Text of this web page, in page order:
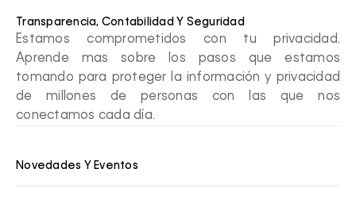
Transparencia, Contabilidad Y Seguridad
Estamos comprometidos con tu privacidad.
Aprende mas sobre los pasos que estamos
tomando para proteger la información y privacidad
de millones de personas con las que nos
conectamos cada día.
Novedades Y Eventos